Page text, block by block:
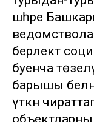
шәһәре
берлектә
буенча
барышы
үткән